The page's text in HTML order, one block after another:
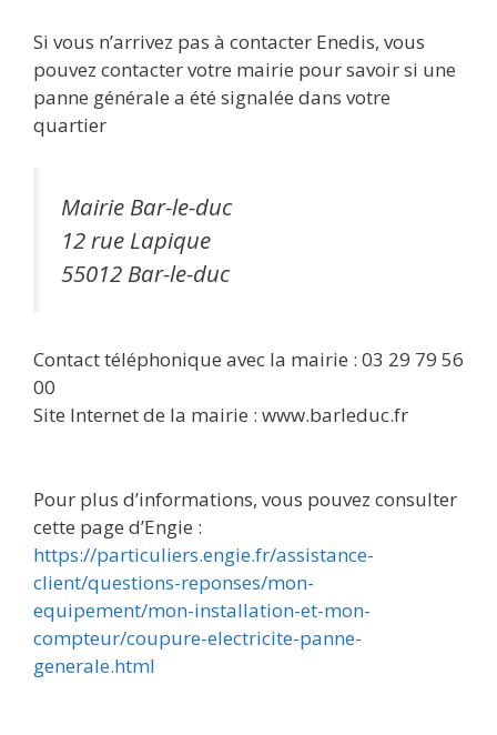
Si vous n’arrivez pas à contacter Enedis, vous
pouvez contacter votre mairie pour savoir si une
panne générale a été signalée dans votre
quartier
Mairie Bar-le-duc
12 rue Lapique
55012 Bar-le-duc
Contact téléphonique avec la mairie : 03 29 79 56
00
Site Internet de la mairie : www.barleduc.fr
Pour plus d’informations, vous pouvez consulter
cette page d’Engie :
https://particuliers.engie.fr/assistance-
client/questions-reponses/mon-
equipement/mon-installation-et-mon-
compteur/coupure-electricite-panne-
generale.html